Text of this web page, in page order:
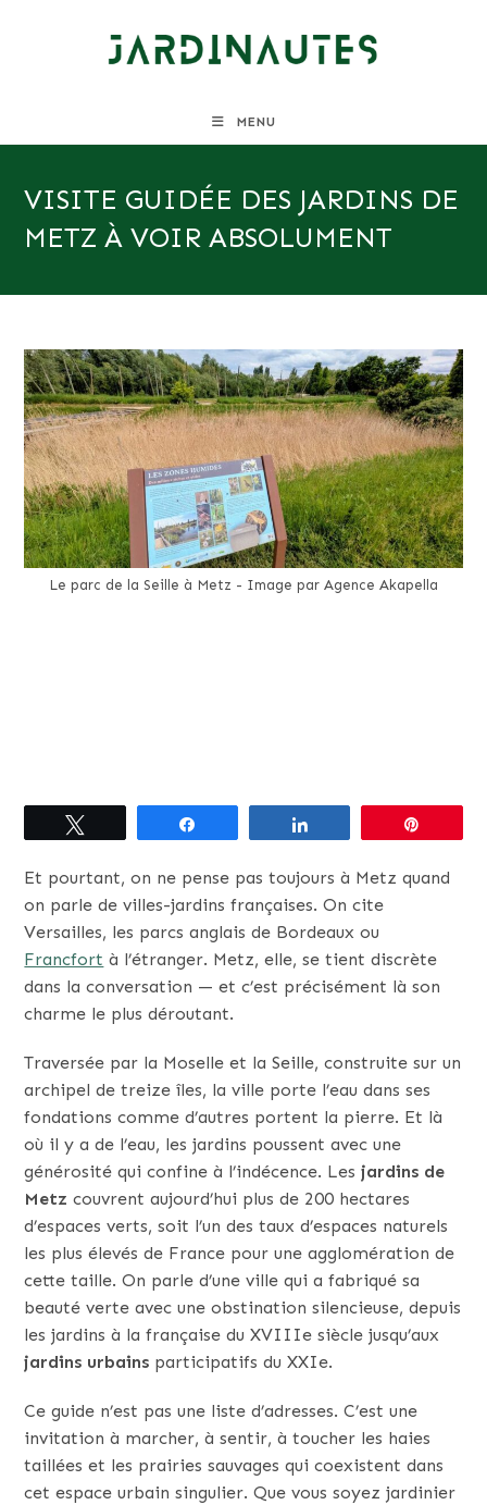
MENU
VISITE GUIDÉE DES JARDINS DE
METZ À VOIR ABSOLUMENT
Le parc de la Seille à Metz - Image par Agence Akapella
Et pourtant, on ne pense pas toujours à Metz quand
on parle de villes-jardins françaises. On cite
Versailles, les parcs anglais de Bordeaux ou
Francfort à l’étranger. Metz, elle, se tient discrète
dans la conversation — et c’est précisément là son
charme le plus déroutant.
Traversée par la Moselle et la Seille, construite sur un
archipel de treize îles, la ville porte l’eau dans ses
fondations comme d’autres portent la pierre. Et là
où il y a de l’eau, les jardins poussent avec une
générosité qui confine à l’indécence. Lesjardins de
Metz couvrent aujourd’hui plus de 200 hectares
d’espaces verts, soit l’un des taux d’espaces naturels
les plus élevés de France pour une agglomération de
cette taille. On parle d’une ville qui a fabriqué sa
beauté verte avec une obstination silencieuse, depuis
les jardins à la française du XVIIIe siècle jusqu’aux
jardins urbains participatifs du XXIe.
Ce guide n’est pas une liste d’adresses. C’est une
invitation à marcher, à sentir, à toucher les haies
taillées et les prairies sauvages qui coexistent dans
cet espace urbain singulier. Que vous soyez jardinier